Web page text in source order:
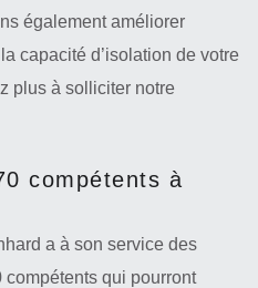
également améliorer
capacité d’isolation de votre
plus à solliciter notre
compétents à
a à son service des
qui pourront